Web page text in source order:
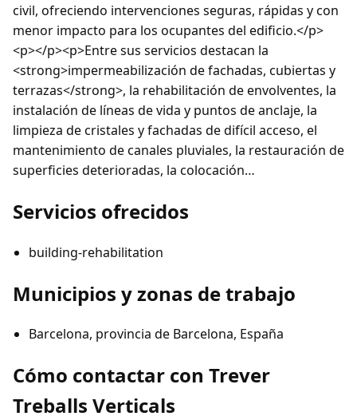
civil, ofreciendo intervenciones seguras, rápidas y con
menor impacto para los ocupantes del edificio.</p>
<p></p><p>Entre sus servicios destacan la
<strong>impermeabilización de fachadas, cubiertas y
terrazas</strong>, la rehabilitación de envolventes, la
instalación de líneas de vida y puntos de anclaje, la
limpieza de cristales y fachadas de difícil acceso, el
mantenimiento de canales pluviales, la restauración de
superficies deterioradas, la colocación…
Servicios ofrecidos
building-rehabilitation
Municipios y zonas de trabajo
Barcelona, provincia de Barcelona, España
Cómo contactar con Trever
Treballs Verticals